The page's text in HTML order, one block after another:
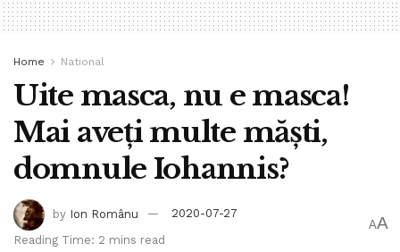
Home National
Uite masca, nu e masca!
Mai aveţi multe măşti,
domnule Iohannis?
by Ion Românu
2020-07-27
Reading Time: 2 mins read
AA